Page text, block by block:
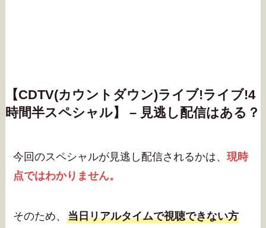
【CDTV(カウントダウン)ライブ!ライブ!4
時間半スペシャル】 – 見逃し配信はある？
今回のスペシャルが見逃し配信されるかは、現時
点ではわかりません。
そのため、当日リアルタイムで視聴できない方